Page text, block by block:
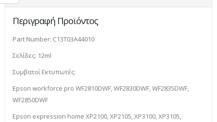
Περιγραφή Προϊόντος
Part Number: C13T03A44010
Σελίδες: 12ml
Συμβατοί Εκτυπωτές:
Epson workforce pro WF2810DWF, WF2830DWF, WF2835DWF,
WF2850DWF
Epson expression home XP2100, XP2105, XP3100, XP3105,